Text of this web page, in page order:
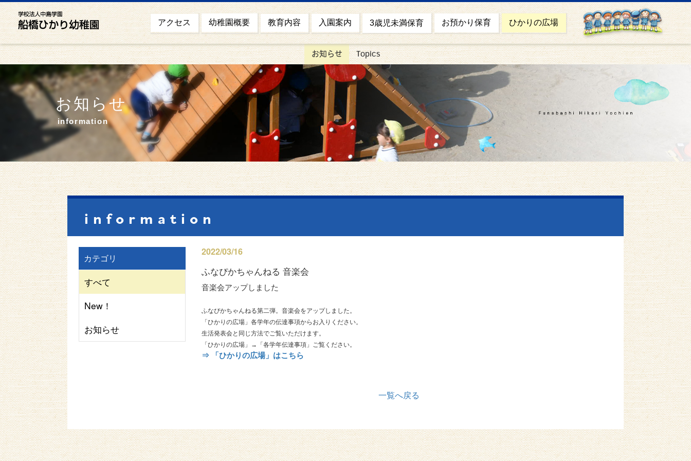
アクセス 幼稚園概要 教育内容 入園案内 3歳児未満保育 お預かり保育 ひかりの広場
お知らせ Topics
お知らせ
information
information
カテゴリ
すべて
New！
お知らせ
2022/03/16
ふなぴかちゃんねる 音楽会
音楽会アップしました
ふなぴかちゃんねる第二弾。音楽会をアップしました。
「ひかりの広場」各学年の伝達事項からお入りください。
生活発表会と同じ方法でご覧いただけます。
「ひかりの広場」→「各学年伝達事項」ご覧ください。
⇒ 「ひかりの広場」はこちら
一覧へ戻る